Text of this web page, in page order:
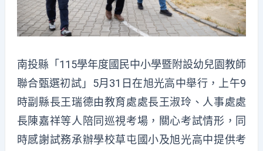
南投縣「115學年度國民中小學暨附設幼兒園教師
聯合甄選初試」5月31日在旭光高中舉行，上午9
時副縣長王瑞德由教育處處長王淑玲、人事處處
長陳嘉祥等人陪同巡視考場，關心考試情形，同
時感謝試務承辦學校草屯國小及旭光高中提供考